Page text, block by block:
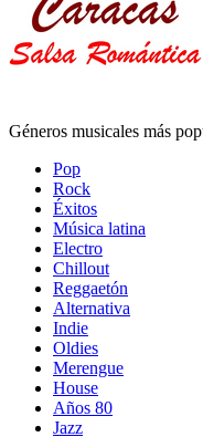
Géneros musicales más
Pop
Rock
Éxitos
Música latina
Electro
Chillout
Reggaetón
Alternativa
Indie
Oldies
Merengue
House
Años 80
Jazz